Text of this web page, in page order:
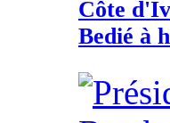
Côte
Bedié à